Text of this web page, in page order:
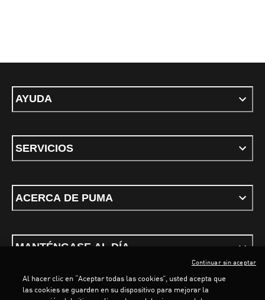
AYUDA
SERVICIOS
ACERCA DE PUMA
MANTÉNGASE AL DÍA
Al hacer clic en “Aceptar todas las cookies”, usted acepta que
las cookies se guarden en su dispositivo para mejorar la
Continuar sin aceptar